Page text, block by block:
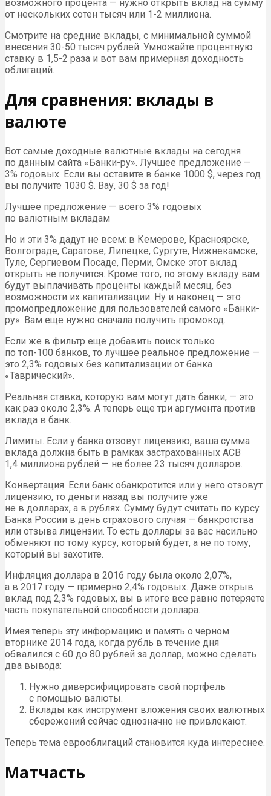
возможного процента — нужно открыть вклад на сумму
от нескольких сотен тысяч или 1-2 миллиона.
Смотрите на средние вклады, с минимальной суммой
внесения 30-50 тысяч рублей. Умножайте процентную
ставку в 1,5-2 раза и вот вам примерная доходность
облигаций.
Для сравнения: вклады в
валюте
Вот самые доходные валютные вклады на сегодня
по данным сайта «Банки-ру». Лучшее предложение —
3% годовых. Если вы оставите в банке 1000 $, через год
вы получите 1030 $. Вау, 30 $ за год!
Лучшее предложение — всего 3% годовых
по валютным вкладам
Но и эти 3% дадут не всем: в Кемерове, Красноярске,
Волгограде, Саратове, Липецке, Сургуте, Нижнекамске,
Туле, Сергиевом Посаде, Перми, Омске этот вклад
открыть не получится. Кроме того, по этому вкладу вам
будут выплачивать проценты каждый месяц, без
возможности их капитализации. Ну и наконец — это
промопредложение для пользователей самого «Банки-
ру». Вам еще нужно сначала получить промокод.
Если же в фильтр еще добавить поиск только
по топ-100 банков, то лучшее реальное предложение —
это 2,3% годовых без капитализации от банка
«Таврический».
Реальная ставка, которую вам могут дать банки, — это
как раз около 2,3%. А теперь еще три аргумента против
вклада в банк.
Лимиты. Если у банка отзовут лицензию, ваша сумма
вклада должна быть в рамках застрахованных АСВ
1,4 миллиона рублей — не более 23 тысяч долларов.
Конвертация. Если банк обанкротится или у него отзовут
лицензию, то деньги назад вы получите уже
не в долларах, а в рублях. Сумму будут считать по курсу
Банка России в день страхового случая — банкротства
или отзыва лицензии. То есть доллары за вас насильно
обменяют по тому курсу, который будет, а не по тому,
который вы захотите.
Инфляция доллара в 2016 году была около 2,07%,
а в 2017 году — примерно 2,4% годовых. Даже открыв
вклад под 2,3% годовых, вы в итоге все равно потеряете
часть покупательной способности доллара.
Имея теперь эту информацию и память о черном
вторнике 2014 года, когда рубль в течение дня
обвалился с 60 до 80 рублей за доллар, можно сделать
два вывода:
Нужно диверсифицировать свой портфель
с помощью валюты.
Вклады как инструмент вложения своих валютных
сбережений сейчас однозначно не привлекают.
Теперь тема еврооблигаций становится куда интереснее.
Матчасть